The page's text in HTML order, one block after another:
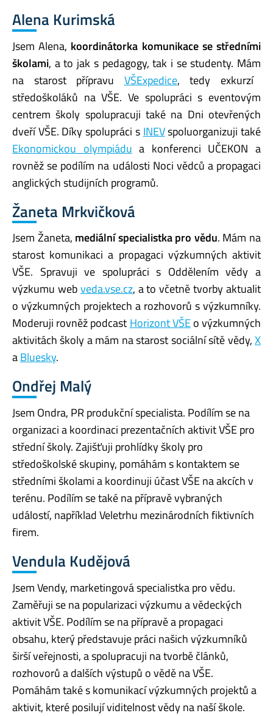
Alena Kurimská
Jsem Alena, koordinátorka komunikace se středními
školami, a to jak s pedagogy, tak i sestudenty. Mám
na starost přípravu VŠExpedice, tedy
exkurzí
středoškoláků na VŠE. Ve spolupráci s eventovým
centremškoly spolupracujitaké na Dni otevřených
dveří VŠE. Díky spolupráci s INEVspoluorganizuji také
Ekonomickou olympiádu a konferenci UČEKON a
rovněž se podílím na události Noci vědců a propagaci
anglických studijních programů.
Žaneta Mrkvičková
Jsem Žaneta, mediální specialistka pro vědu. Mám na
starost komunikaci a propagaci výzkumných aktivit
VŠE. Spravuji ve spolupráci s Oddělením vědy a
výzkumu webveda.vse.cz, a to včetnětvorbyaktualit
o výzkumných projektech a rozhovorů s výzkumníky.
Moderuji rovněž podcastHorizont VŠEo výzkumných
aktivitách školy a mám na starost sociální sítě vědy,X
aBluesky.
Ondřej Malý
Jsem Ondra, PR produkční specialista. Podílím se na
organizaci a koordinaci prezentačních aktivit VŠE pro
střední školy. Zajišťuji prohlídky školy pro
středoškolské skupiny, pomáhám s kontaktem se
středními školami a koordinuji účast VŠE na akcích v
terénu. Podílím se také na přípravě vybraných
událostí, například Veletrhu mezinárodních fiktivních
firem.
Vendula Kudějová
Jsem Vendy, marketingová specialistka pro vědu.
Zaměřuji se na popularizaci výzkumu a vědeckých
aktivit VŠE. Podílím se na přípravě a propagaci
obsahu, který představuje práci našich výzkumníků
širší veřejnosti, a spolupracuji na tvorbě článků,
rozhovorů a dalších výstupů o vědě na VŠE.
Pomáhám také s komunikací výzkumných projektů a
aktivit, které posilují viditelnost vědy na naší škole.